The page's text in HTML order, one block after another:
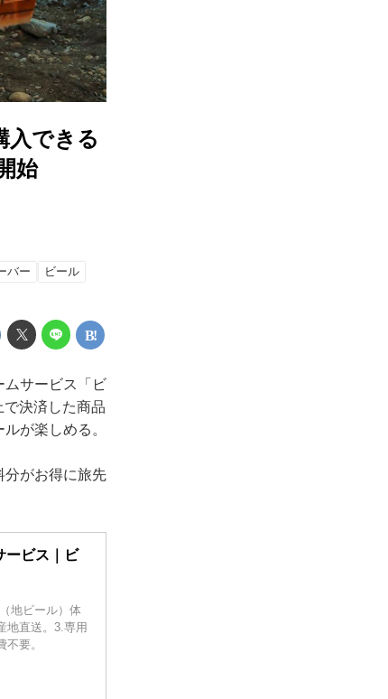
入できる
始
バー
ビール
ムサービス「ビ
決済した商品
が楽しめる。
分がお得に旅先
ービス｜ビ
地ビール）体
地直送。3.専用
要。